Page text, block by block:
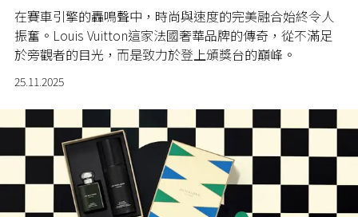
在賽車引擎的轟鳴聲中，時尚與速度的完美融合始終令人
振奮。Louis Vuitton這家法國奢華品牌的傳奇，從不滿足
於旁觀者的目光，而是致力於登上頒獎台的巔峰。
25.11.2025